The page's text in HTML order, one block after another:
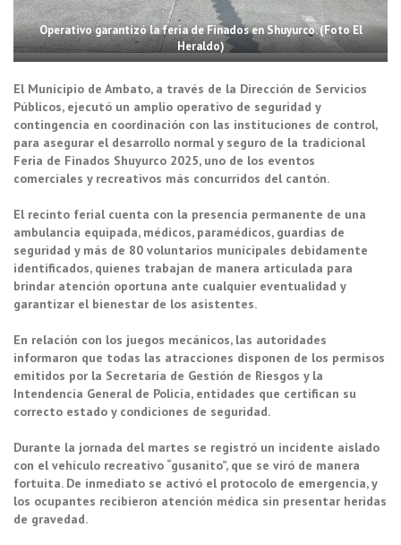
Operativo garantizó la feria de Finados en Shuyurco. (Foto El
Heraldo)
El Municipio de Ambato, a través de la Dirección de Servicios
Públicos, ejecutó un amplio operativo de seguridad y
contingencia en coordinación con las instituciones de control,
para asegurar el desarrollo normal y seguro de la tradicional
Feria de Finados Shuyurco 2025, uno de los eventos
comerciales y recreativos más concurridos del cantón.
El recinto ferial cuenta con la presencia permanente de una
ambulancia equipada, médicos, paramédicos, guardias de
seguridad y más de 80 voluntarios municipales debidamente
identificados, quienes trabajan de manera articulada para
brindar atención oportuna ante cualquier eventualidad y
garantizar el bienestar de los asistentes.
En relación con los juegos mecánicos, las autoridades
informaron que todas las atracciones disponen de los permisos
emitidos por la Secretaría de Gestión de Riesgos y la
Intendencia General de Policía, entidades que certifican su
correcto estado y condiciones de seguridad.
Durante la jornada del martes se registró un incidente aislado
con el vehículo recreativo “gusanito”, que se viró de manera
fortuita. De inmediato se activó el protocolo de emergencia, y
los ocupantes recibieron atención médica sin presentar heridas
de gravedad.